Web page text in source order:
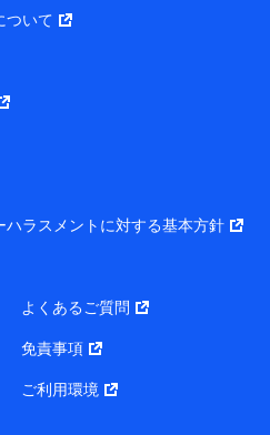
人データを共同利用しま
ータの項目】
モ・フィナンシャルグルー
スのご利用に関する情報。例
ト利用履歴などが含まれます。
モ・フィナンシャルグループが
式会社NTTドコモ・フィナンシ
行動に関する情報、アプリケー
ついて
ラスメントに対する基本方針
よくあるご質問
免責事項
ご利用環境